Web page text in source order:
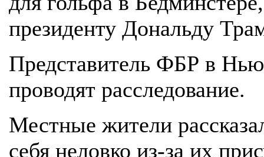
президенту Дональду
Представитель ФБР в
проводят расследование.
Местные жители
себя неловко из-за их